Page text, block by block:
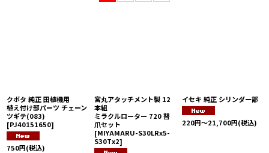
クボタ 純正 田植機用
植え付け部パーツ チェーン
ツギテ(083)
[PJ40151650]
750円(税込)
宮丸アタッチメント製 12
本組
ミラクルローター 720 替
爪セット
[MIYAMARU-S30LRx5-
S30Tx2]
イセキ 純正 シリンダー部
220円～21,700円(税込)